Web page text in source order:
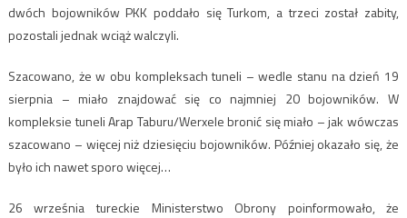
dwóch bojowników PKK poddało się Turkom, a trzeci został zabity,
pozostali jednak wciąż walczyli.
Szacowano, że w obu kompleksach tuneli – wedle stanu na dzień 19
sierpnia – miało znajdować się co najmniej 20 bojowników. W
kompleksie tuneli Arap Taburu/Werxele bronić się miało – jak wówczas
szacowano – więcej niż dziesięciu bojowników. Później okazało się, że
było ich nawet sporo więcej…
26 września tureckie Ministerstwo Obrony poinformowało, że